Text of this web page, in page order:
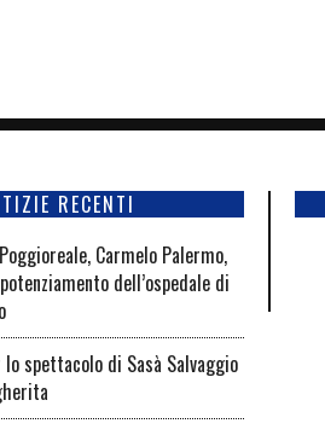
RECENTI
Carmelo Palermo,
dell’ospedale di
lo spettacolo di Sasà Salvaggio